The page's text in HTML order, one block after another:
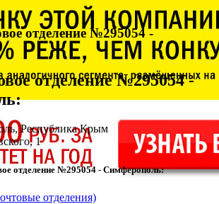
отделение №295054 -
отделение №295054 -
:
, Республика Крым
1
отделение №295054 - Симферополь:
отделения)